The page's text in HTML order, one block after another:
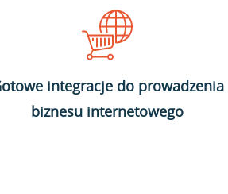
integracje do prowadzenia
biznesu internetowego